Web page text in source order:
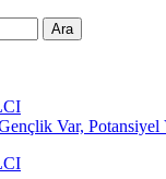
Gençlik Var,